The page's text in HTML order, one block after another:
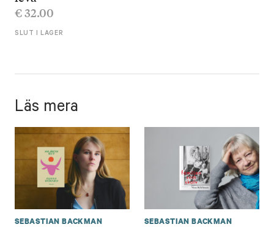
€32.00
SLUT I LAGER
Läs mera
SEBASTIAN BACKMAN SEBASTIAN BACKMAN